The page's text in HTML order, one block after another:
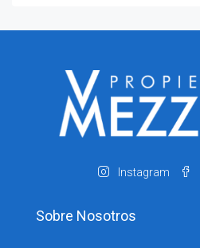
Instagram
Sobre Nosotros